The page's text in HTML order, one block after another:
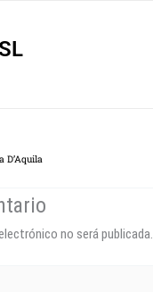
D’Aquila
no será publicada.